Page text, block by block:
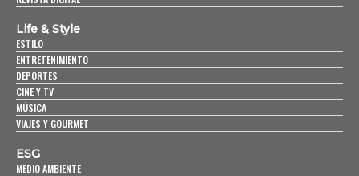
Life & Style
ESTILO
ENTRETENIMIENTO
DEPORTES
CINE Y TV
MÚSICA
VIAJES Y GOURMET
ESG
MEDIO AMBIENTE